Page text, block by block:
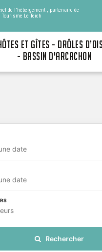
de l'hébergement , partenaire de
Tourisme Le Teich
ET GÎTES - DRÔLES
- BASSIN D'ARCACHON
date
date
Rechercher